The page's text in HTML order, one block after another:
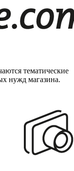
тематические
нужд магазина.